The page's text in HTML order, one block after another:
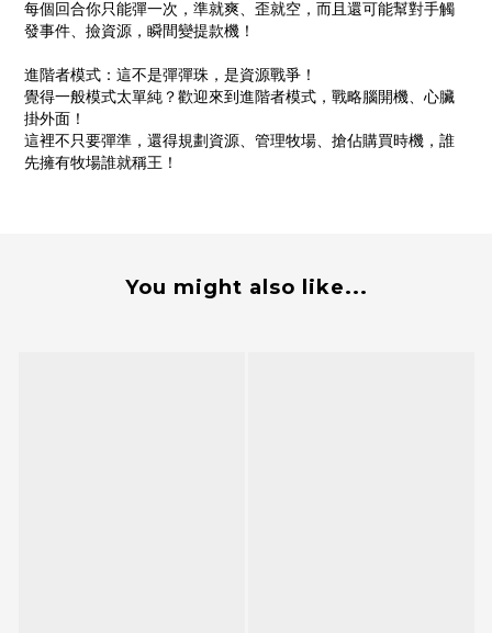
每個回合你只能彈一次，準就爽、歪就空，而且還可能幫對手觸
發事件、撿資源，瞬間變提款機！
進階者模式：這不是彈彈珠，是資源戰爭！
覺得一般模式太單純？歡迎來到進階者模式，戰略腦開機、心臟
掛外面！
這裡不只要彈準，還得規劃資源、管理牧場、搶佔購買時機，誰
先擁有牧場誰就稱王！
You might also like...